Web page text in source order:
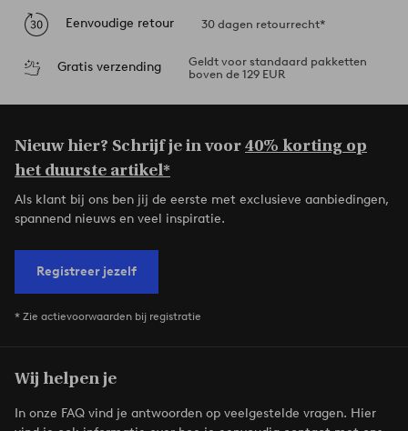
Eenvoudige retour 30 dagen retourrecht*
Gratis verzending
Geldt voor standaard pakketten
boven de 129 EUR
Nieuw hier? Schrijf je in voor40% korting op
het duurste artikel*
Als klant bij ons ben jij de eerste met exclusieve aanbiedingen,
spannend nieuws en veel inspiratie.
Registreer jezelf
* Zie actievoorwaarden bij registratie
Wij helpen je
In onze FAQ vind je antwoorden op veelgestelde vragen. Hier